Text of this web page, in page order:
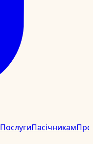
ПослугиПасічникамПро